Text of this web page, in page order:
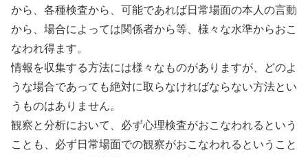
から、各種検査から、可能であれば日常場面の本人の言動
から、場合によっては関係者から等、様々な水準からおこ
なわれ得ます。
情報を収集する方法には様々なものがありますが、どのよ
うな場合であっても絶対に取らなければならない方法とい
うものはありません。
観察と分析において、必ず心理検査がおこなわれるという
ことも、必ず日常場面での観察がおこなわれるということ